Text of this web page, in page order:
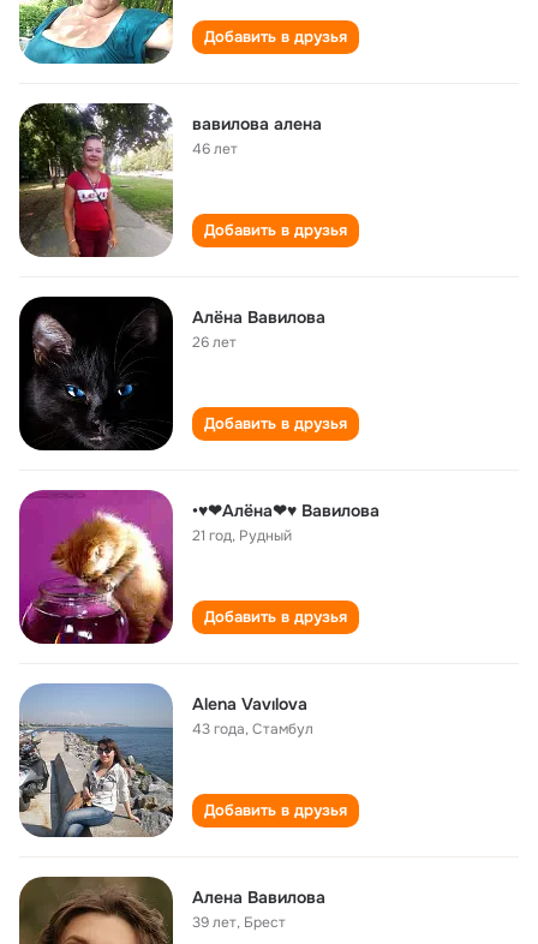
Добавить в друзья
вавилова алена
46 лет
Добавить в друзья
Алёна Вавилова
26 лет
Добавить в друзья
•♥❤Алёна❤♥ Вавилова
21 год, Рудный
Добавить в друзья
Аlena Vavılova
43 года,Стамбул
Добавить в друзья
Алена Вавилова
39 лет, Брест